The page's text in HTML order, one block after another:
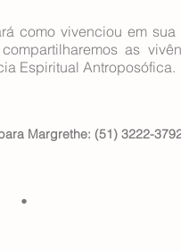
como vivenciou em
as
Espiritual Antroposófica.
Margrethe: (51) 3222-
.